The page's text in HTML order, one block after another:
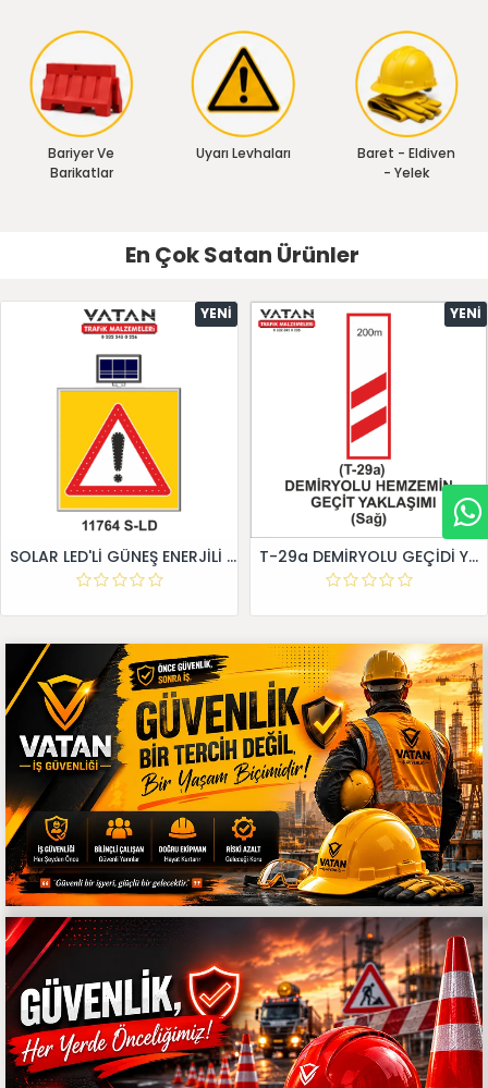
Bariyer Ve
Barikatlar
Uyarı Levhaları
Baret - Eldiven
- Yelek
En Çok Satan Ürünler
YENI
SOLAR LED'Lİ GÜNEŞ ENERJİLİ LEVHA
YENI
T-29a DEMİRYOLU GEÇİDİ YAKLAŞIM LEVHALARI (Sağ)